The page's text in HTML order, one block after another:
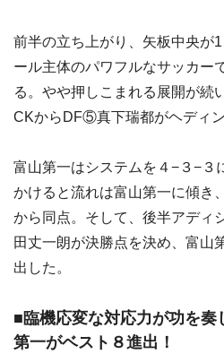
前半の立ち上がり、矢板中央が
ール主体のパワフルなサッカー
る。やや押しこまれる展開が続
CKからDF⑤真下瑞都がヘディン
富山第一はシステムを４−３−３
かけると流れは富山第一に傾き
から同点。そして、後半アディ
田丈一朗が決勝点を決め、富山
出した。
■臨機応変な対応力が功を奏
第一がベスト８進出！